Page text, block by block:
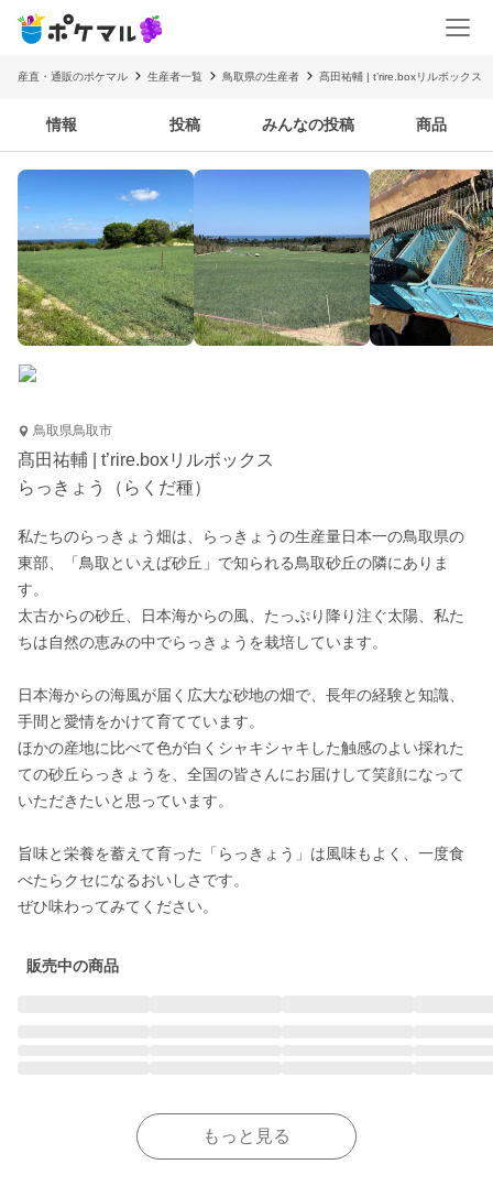
産直・通販のポケマル 生産者一覧 鳥取県の生産者 髙田祐輔 | t’rire.boxリルボックス
情報 投稿 みんなの投稿 商品
鳥取県鳥取市
髙田祐輔 | t’rire.boxリルボックス
らっきょう（らくだ種）
私たちのらっきょう畑は、らっきょうの生産量日本一の鳥取県の
東部、「鳥取といえば砂丘」で知られる鳥取砂丘の隣にありま
す。
太古からの砂丘、日本海からの風、たっぷり降り注ぐ太陽、私た
ちは自然の恵みの中でらっきょうを栽培しています。
日本海からの海風が届く広大な砂地の畑で、長年の経験と知識、
手間と愛情をかけて育てています。
ほかの産地に比べて色が白くシャキシャキした触感のよい採れた
ての砂丘らっきょうを、全国の皆さんにお届けして笑顔になって
いただきたいと思っています。
旨味と栄養を蓄えて育った「らっきょう」は風味もよく、一度食
べたらクセになるおいしさです。
販売中の商品
もっと見る